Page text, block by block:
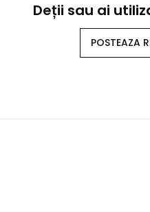
Deții sau ai
POSTEAZA